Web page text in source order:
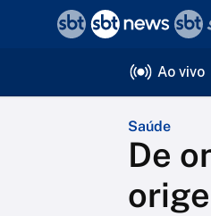
Ao vivo
Saúde
De
voltar
Editorias